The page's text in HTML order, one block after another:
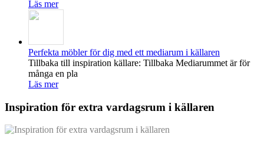
Läs mer
Perfekta möbler för dig med ett mediarum i källaren
Tillbaka till inspiration källare: Tillbaka Mediarummet är för
många en pla
Läs mer
Inspiration för extra vardagsrum i källaren